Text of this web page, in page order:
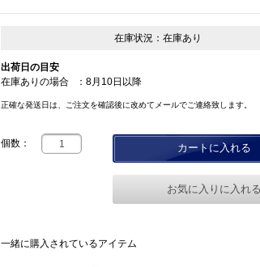
在庫状況： 在庫あり
出荷日の目安
在庫ありの場合
： 8月10日以降
正確な発送日は、ご注文を確認後に改めてメールでご連絡致します。
個数： カートに入れる
お気に入りに入れる
一緒に購入されているアイテム